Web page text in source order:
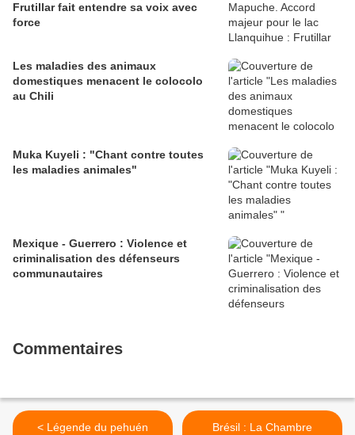
Frutillar fait entendre sa voix avec
force
Les maladies des animaux
domestiques menacent le colocolo
au Chili
Muka Kuyeli : "Chant contre toutes
les maladies animales"
Mexique - Guerrero : Violence et
criminalisation des défenseurs
communautaires
Commentaires
< Légende du pehuén
Brésil : La Chambre